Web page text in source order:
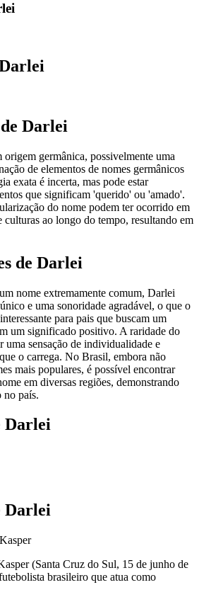
de Darlei
germânica, possivelmente uma
de elementos de nomes germânicos
exata é incerta, mas pode estar
que significam 'querido' ou 'amado'.
do nome podem ter ocorrido em
culturas ao longo do tempo, resultando em
de Darlei
nome extremamente comum, Darlei
e uma sonoridade agradável, o que o
para pais que buscam um
um significado positivo. A raridade do
uma sensação de individualidade e
o carrega. No Brasil, embora não
mais populares, é possível encontrar
em diversas regiões, demonstrando
no país.
Darlei
Darlei
(Santa Cruz do Sul, 15 de junho de
brasileiro que atua como